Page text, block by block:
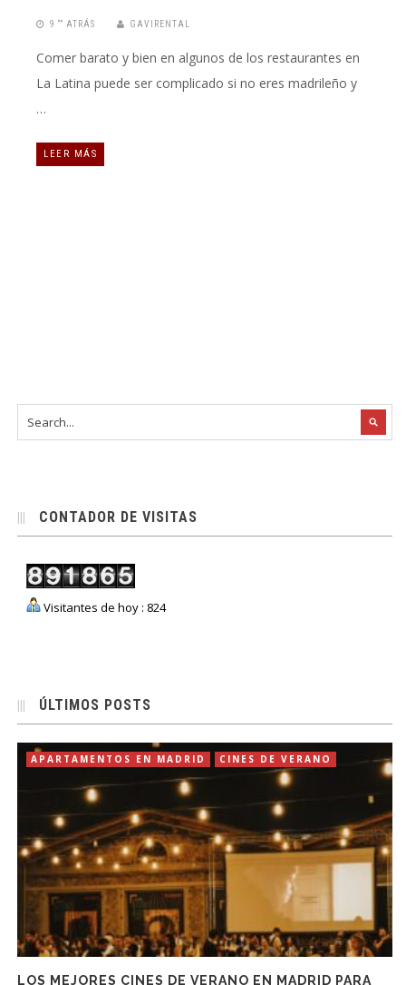
9 “” ATRÁS GAVIRENTAL
Comer barato y bien en algunos de los restaurantes en
La Latina puede ser complicado si no eres madrileño y
…
LEER MÁS
CONTADOR DE VISITAS
Visitantes de hoy : 824
ÚLTIMOS POSTS
APARTAMENTOS EN MADRID CINES DE VERANO
LOS MEJORES CINES DE VERANO EN MADRID PARA